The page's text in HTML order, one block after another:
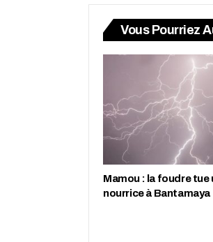
Vous Pourriez
Mamou : la foudre tue
nourrice à Bantamaya